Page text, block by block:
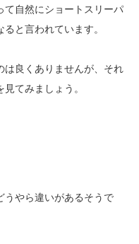
て自然にショートスリーパ
と言われています。
は良くありませんが、それ
てみましょう。
うやら違いがあるそうで